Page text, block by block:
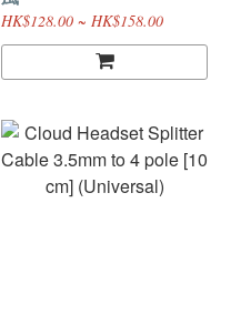
HK$128.00 ~ HK$158.00